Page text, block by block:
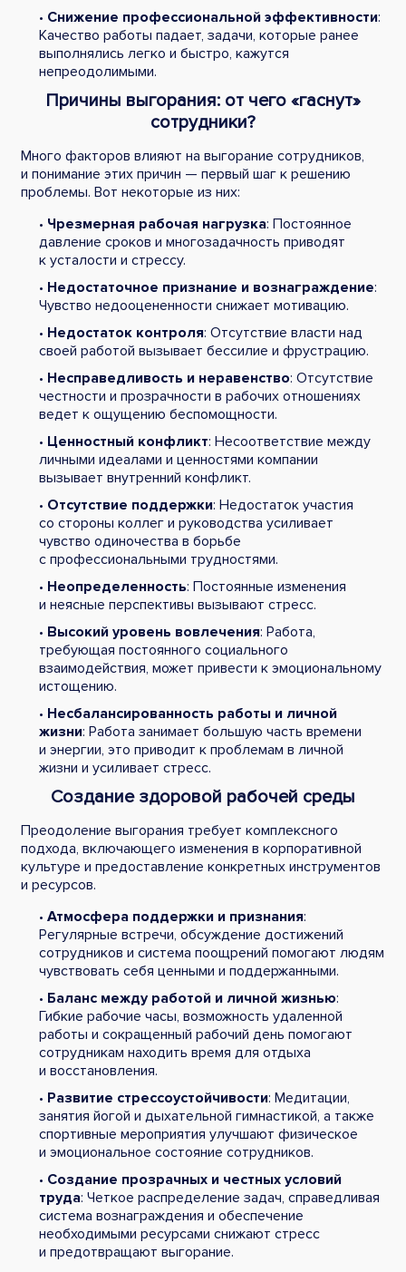
• Снижение профессиональной эффективности:
Качество работы падает, задачи, которые ранее
выполнялись легко и быстро, кажутся
непреодолимыми.
Причины выгорания: от чего «гаснут»
сотрудники?
Много факторов влияют на выгорание сотрудников,
и понимание этих причин — первый шаг к решению
проблемы. Вот некоторые из них:
• Чрезмерная рабочая нагрузка: Постоянное
давление сроков и многозадачность приводят
к усталости и стрессу.
• Недостаточное признание и вознаграждение:
Чувство недооцененности снижает мотивацию.
• Недостаток контроля: Отсутствие власти над
своей работой вызывает бессилие и фрустрацию.
• Несправедливость и неравенство: Отсутствие
честности и прозрачности в рабочих отношениях
ведет к ощущению беспомощности.
• Ценностный конфликт: Несоответствие между
личными идеалами и ценностями компании
вызывает внутренний конфликт.
• Отсутствие поддержки: Недостаток участия
со стороны коллег и руководства усиливает
чувство одиночества в борьбе
с профессиональными трудностями.
• Неопределенность: Постоянные изменения
и неясные перспективы вызывают стресс.
• Высокий уровень вовлечения: Работа,
требующая постоянного социального
взаимодействия, может привести к эмоциональному
истощению.
• Несбалансированность работы и личной
жизни: Работа занимает большую часть времени
и энергии, это приводит к проблемам в личной
жизни и усиливает стресс.
Создание здоровой рабочей среды
Преодоление выгорания требует комплексного
подхода, включающего изменения в корпоративной
культуре и предоставление конкретных инструментов
и ресурсов.
• Атмосфера поддержки и признания:
Регулярные встречи, обсуждение достижений
сотрудников и система поощрений помогают людям
чувствовать себя ценными и поддержанными.
• Баланс между работой и личной жизнью:
Гибкие рабочие часы, возможность удаленной
работы и сокращенный рабочий день помогают
сотрудникам находить время для отдыха
и восстановления.
• Развитие стрессоустойчивости: Медитации,
занятия йогой и дыхательной гимнастикой, а также
спортивные мероприятия улучшают физическое
и эмоциональное состояние сотрудников.
• Создание прозрачных и честных условий
труда: Четкое распределение задач, справедливая
система вознаграждения и обеспечение
необходимыми ресурсами снижают стресс
и предотвращают выгорание.